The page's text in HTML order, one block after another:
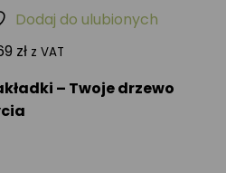
zł z VAT
– Twoje drzewo
Dodaj do ulubionych